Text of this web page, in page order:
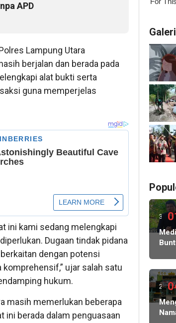
APD
Lampung Utara
berjalan dan berada pada
alat bukti serta
guna memperjelas
ini kami sedang melengkapi
Dugaan tindak pidana
dengan potensi
ujar salah satu
hukum.
masih memerlukan beberapa
ini berada dalam penguasaan
3
lalu
Juta
Ke
2
lalu